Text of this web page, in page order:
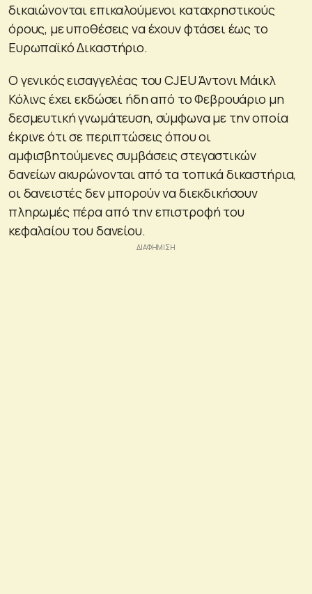
δικαιώνονται επικαλούμενοι καταχρηστικούς
όρους, με υποθέσεις να έχουν φτάσει έως το
Ευρωπαϊκό Δικαστήριο.
Ο γενικός εισαγγελέας του CJEU Άντονι Μάικλ
Κόλινς έχει εκδώσει ήδη από το Φεβρουάριο μη
δεσμευτική γνωμάτευση, σύμφωνα με την οποία
έκρινε ότι σε περιπτώσεις όπου οι
αμφισβητούμενες συμβάσεις στεγαστικών
δανείων ακυρώνονται από τα τοπικά δικαστήρια,
οι δανειστές δεν μπορούν να διεκδικήσουν
πληρωμές πέρα από την επιστροφή του
κεφαλαίου του δανείου.